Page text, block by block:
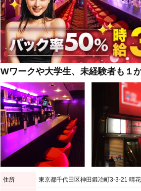
Wワークや大学生、未経験者も１
住所 東京都千代田区神田鍛冶町3-3-21 晴